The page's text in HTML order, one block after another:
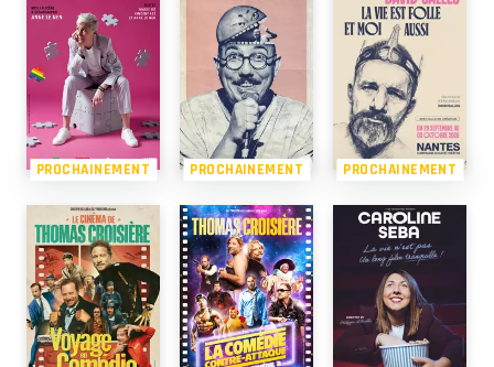
PROCHAINEMENT PROCHAINEMENT PROCHAINEMENT